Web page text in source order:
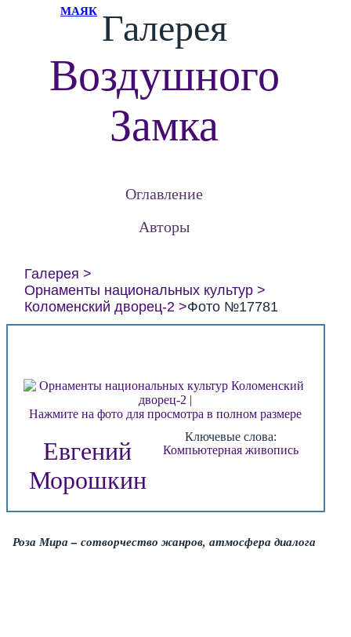
МАЯК Галерея
Воздушного
Замка
Оглавление
Авторы
Галерея
Орнаменты национальных культур
Коломенский дворец-2
Фото №17781
Нажмите на фото для просмотра в полном размере
Евгений
Морошкин
Ключевые слова:
Компьютерная живопись
Роза Мира – сотворчество жанров, атмосфера диалога